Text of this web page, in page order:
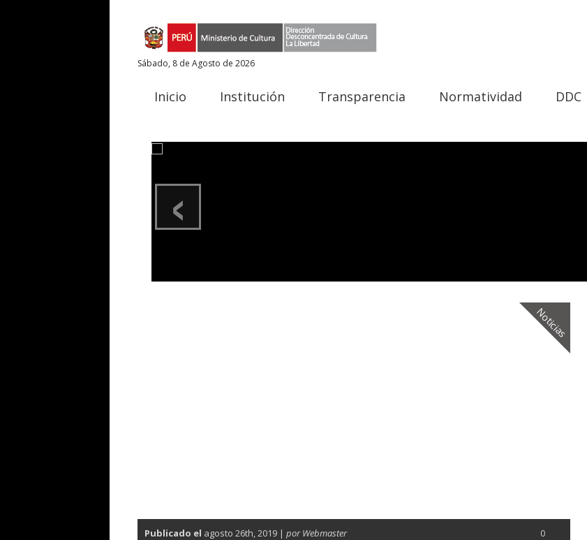
Sábado, 8 de Agosto de 2026
Inicio Institución Transparencia Normatividad DDC
‹
Noticias
Publicado el agosto 26th, 2019 | por Webmaster 0